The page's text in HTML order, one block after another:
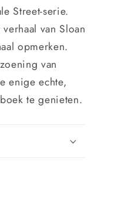
Street-serie.
van Sloan
opmerken.
van
enige echte,
te genieten.